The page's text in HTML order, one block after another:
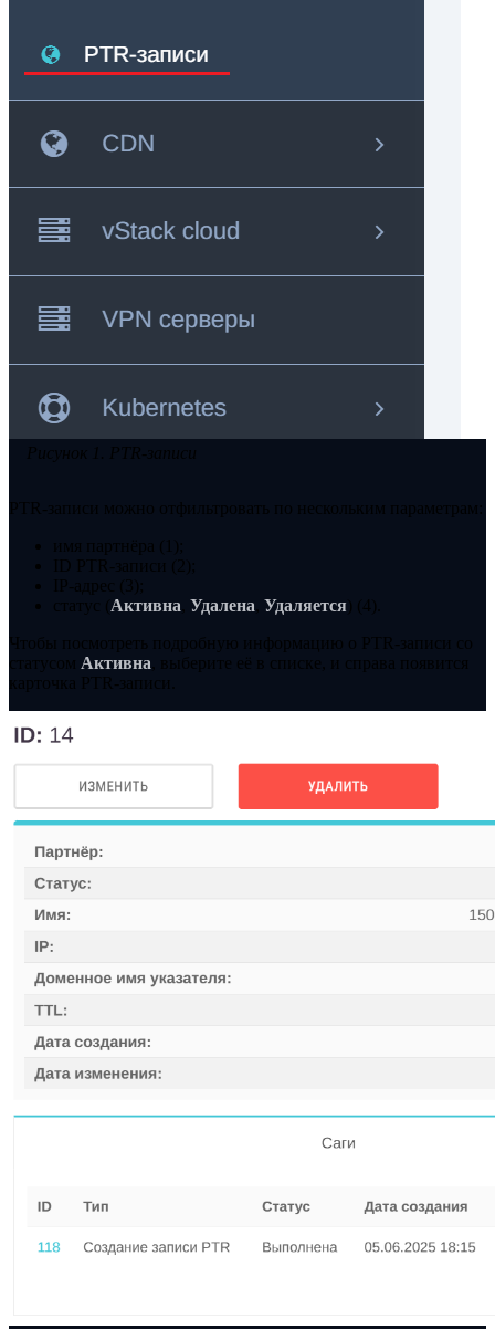
Рисунок 1. PTR-записи
PTR-записи можно отфильтровать по нескольким параметрам:
имя партнёра (1);
ID PTR-записи (2);
IP-адрес (3);
статус ( Активна Удалена Удаляется ) (4).
Чтобы посмотреть подробную информацию о PTR-записи со
статусом Активна , выберите её в списке, и справа появится
карточка PTR-записи.